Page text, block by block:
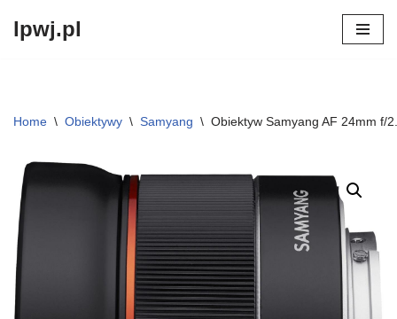
lpwj.pl
Home \ Obiektywy \ Samyang \ Obiektyw Samyang AF 24mm f/